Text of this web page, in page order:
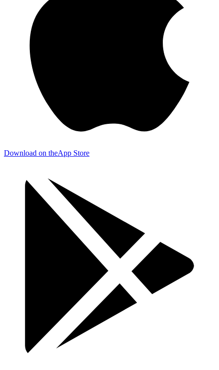
Download on theApp Store